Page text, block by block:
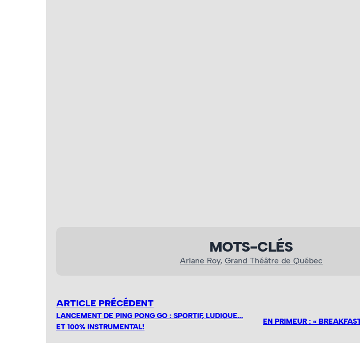
MOTS-CLÉS
Ariane Roy, Grand Théâtre de Québec
ARTICLE PRÉCÉDENT
LANCEMENT DE PING PONG GO : SPORTIF, LUDIQUE…
ET 100% INSTRUMENTAL!
EN PRIMEUR : «